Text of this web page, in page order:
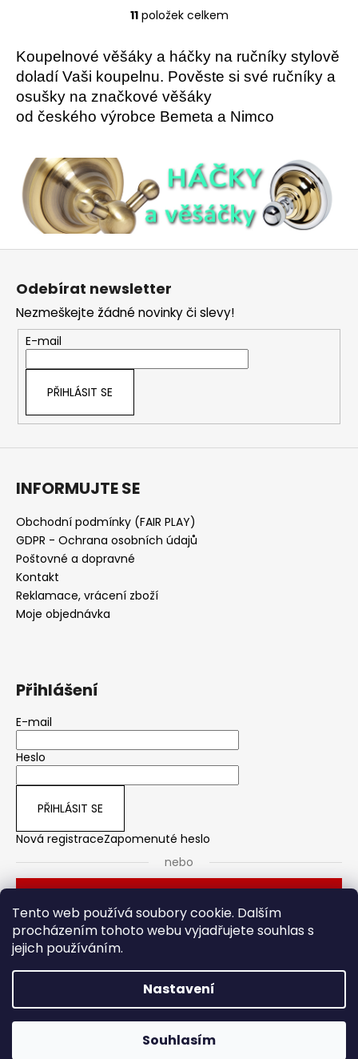
Tento web používá soubory cookie. Dalším
procházením tohoto webu vyjadřujete souhlas s
jejich používáním.
Nastavení
Souhlasím
O
l
á
d
a
c
p
r
v
k
v
i
s
11položek celkem
Koupelnové věšáky a háčky na ručníky stylově
doladí Vaši koupelnu. Pověste si své ručníky a
osušky na značkové věšáky
od českého výrobce Bemeta a Nimco
Z
Odebírat newsletter
Nezmeškejte žádné novinky či slevy!
E-mail
PŘIHLÁSIT SE
INFORMUJTE SE
Obchodní podmínky (FAIR PLAY)
GDPR - Ochrana osobních údajů
Poštovné a dopravné
Kontakt
Reklamace, vrácení zboží
Moje objednávka
Přihlášení
E-mail
Heslo
PŘIHLÁSIT SE
Nová registraceZapomenuté heslo
nebo
Vytvořil Shoptet
HOTO. Všechna práva vyhrazena.